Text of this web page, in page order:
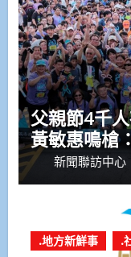
父親節4千
黃敏惠鳴槍
新聞聯訪中心
.地方新鮮事 .